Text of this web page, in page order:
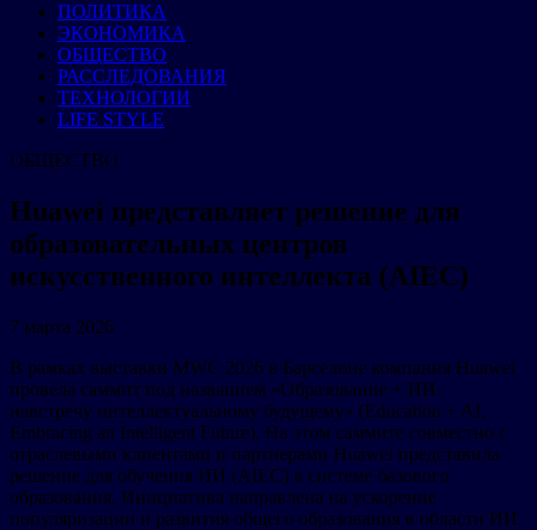
ПОЛИТИКА
ЭКОНОМИКА
ОБЩЕСТВО
РАССЛЕДОВАНИЯ
ТЕХНОЛОГИИ
LIFE STYLE
ОБЩЕСТВО
Huawei представляет решение для
образовательных центров
искусственного интеллекта (AIEC)
7 марта 2026
В рамках выставки MWC 2026 в Барселоне компания Huawei
провела саммит под названием «Образование + ИИ:
навстречу интеллектуальному будущему» (Education + AI,
Embracing an Intelligent Future). На этом саммите совместно с
отраслевыми клиентами и партнерами Huawei представила
решение для обучения ИИ (AIEC) в системе базового
образования. Инициатива направлена на ускорение
популяризации и развития общего образования в области ИИ.